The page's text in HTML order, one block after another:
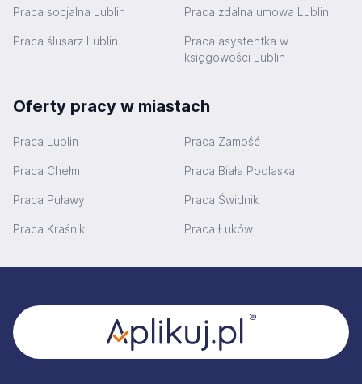
Praca socjalna Lublin Praca zdalna umowa Lublin
Praca ślusarz Lublin
Praca asystentka w
księgowości Lublin
Oferty pracy w miastach
Praca Lublin Praca Zamość
Praca Chełm Praca Biała Podlaska
Praca Puławy Praca Świdnik
Praca Kraśnik Praca Łuków